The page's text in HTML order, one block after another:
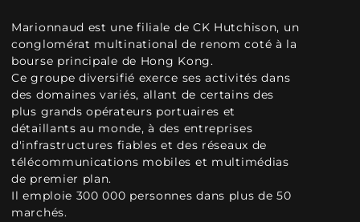
Marionnaud est une filiale de CK Hutchison, un
conglomérat multinational de renom coté à la
bourse principale de Hong Kong.
Ce groupe diversifié exerce ses activités dans
des domaines variés, allant de certains des
plus grands opérateurs portuaires et
détaillants au monde, à des entreprises
d'infrastructures fiables et des réseaux de
télécommunications mobiles et multimédias
de premier plan.
Il emploie 300 000 personnes dans plus de 50
marchés.